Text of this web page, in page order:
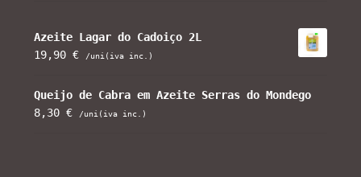
Azeite Lagar do Cadoiço 2L
19,90€ /uni(iva inc.)
Queijo de Cabra em Azeite Serras do Mondego
8,30€ /uni(iva inc.)